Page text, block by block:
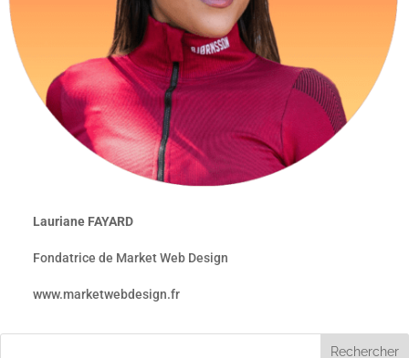
Lauriane FAYARD
Fondatrice de Market Web Design
www.marketwebdesign.fr